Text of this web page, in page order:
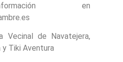
en
Vecinal de Navatejera,
y Tiki Aventura